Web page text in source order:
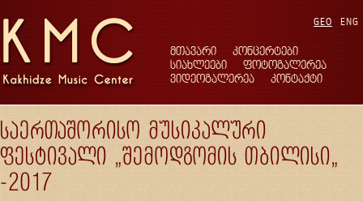
ENG
GEO
მთავარი
კონცერტები
სიახლეები
ფოტოგალერეა
ვიდეოგალერეა
კონტაქტი
საერთაშორისო მუსიკალური
ფესტივალი 'შემოდგომის თბილისი'
-2017